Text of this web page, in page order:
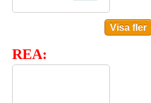
REA: